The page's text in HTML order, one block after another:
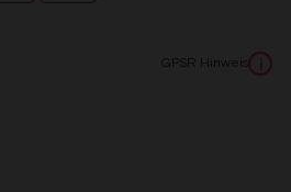
GPSR Hinweis i